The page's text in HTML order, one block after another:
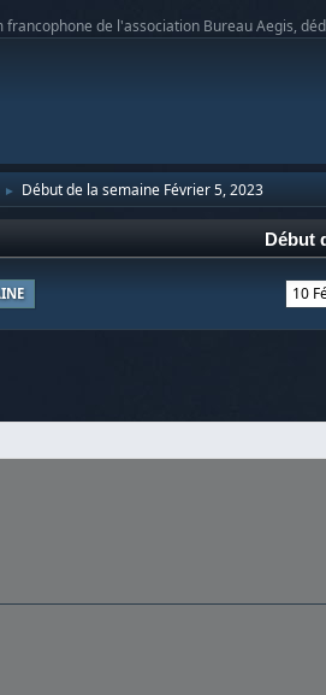
francophone de l'association Bureau Aegis,
► Début de la semaine Février 5, 2023
Début